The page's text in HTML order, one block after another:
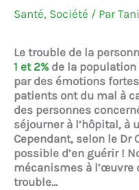
Santé, Société / Par
Le trouble de la
1 et 2% de la
par des émotions
patients ont du mal à
des personnes
séjourner à l’hôpital, à
Cependant, selon le Dr
possible d’en guérir !
mécanismes à l’œuvre
trouble…